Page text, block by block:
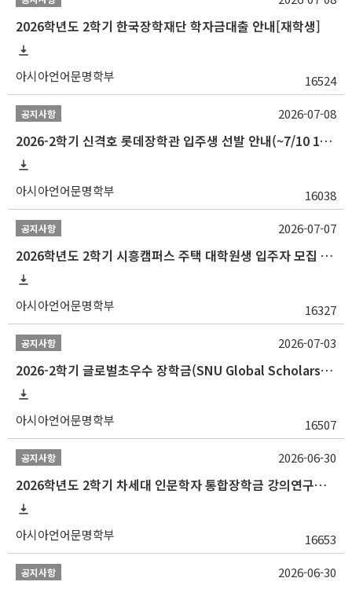
2026학년도 2학기 한국장학재단 학자금대출 안내[재학생]
아시아언어문명학부 16524
공지사항
2026-2학기 신격호 롯데장학관 입주생 선발 안내(~7/10 10:00)
아시아언어문명학부 16038
2026-07-08
공지사항
2026학년도 2학기 시흥캠퍼스 주택 대학원생 입주자 모집 안내
아시아언어문명학부 16327
2026-07-07
공지사항
2026-2학기 글로벌초우수 장학금(SNU Global Scholarship, GS) 신청 안내(~7/12 23:00)
아시아언어문명학부 16507
2026-07-03
공지사항
2026학년도 2학기 차세대 인문학자 통합장학금 강의연구조교 선발 안내(~7/8)
아시아언어문명학부 16653
2026-06-30
공지사항 2026-06-30